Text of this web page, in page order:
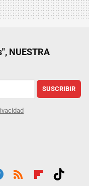
NUESTRA
SUSCRIBIR